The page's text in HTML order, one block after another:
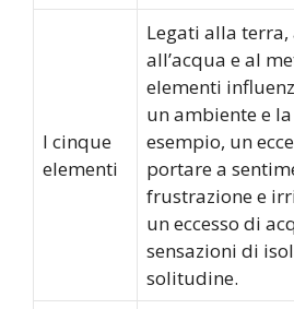
I cinque
elementi
Legati alla terra,
all’acqua e al
elementi
un ambiente e
esempio, un
portare a
frustrazione e
un eccesso di
sensazioni di
solitudine.